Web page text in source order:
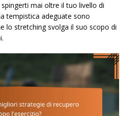
mai oltre il tuo livello di
tempistica adeguate sono
lo stretching svolga il suo scopo di